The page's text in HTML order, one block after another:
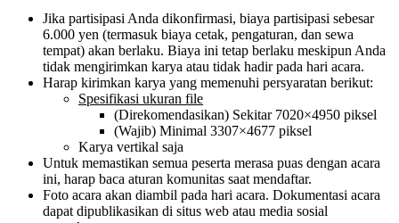
Jika partisipasi Anda dikonfirmasi, biaya partisipasi sebesar
6.000 yen (termasuk biaya cetak, pengaturan, dan sewa
tempat) akan berlaku. Biaya ini tetap berlaku meskipun Anda
tidak mengirimkan karya atau tidak hadir pada hari acara.
Harap kirimkan karya yang memenuhi persyaratan berikut:
Spesifikasi ukuran file
(Direkomendasikan) Sekitar 7020×4950 piksel
(Wajib) Minimal 3307×4677 piksel
Karya vertikal saja
Untuk memastikan semua peserta merasa puas dengan acara
ini, harap baca aturan komunitas saat mendaftar.
Foto acara akan diambil pada hari acara. Dokumentasi acara
dapat dipublikasikan di situs web atau media sosial